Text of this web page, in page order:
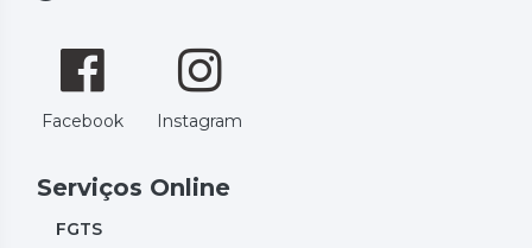
Facebook Instagram
Serviços Online
FGTS